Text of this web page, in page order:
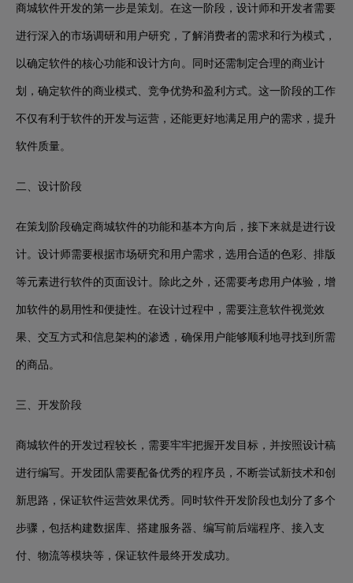
商城软件开发的第一步是策划。在这一阶段，设计师和开发者需要
进行深入的市场调研和用户研究，了解消费者的需求和行为模式，
以确定软件的核心功能和设计方向。同时还需制定合理的商业计
划，确定软件的商业模式、竞争优势和盈利方式。这一阶段的工作
不仅有利于软件的开发与运营，还能更好地满足用户的需求，提升
软件质量。
二、设计阶段
在策划阶段确定商城软件的功能和基本方向后，接下来就是进行设
计。设计师需要根据市场研究和用户需求，选用合适的色彩、排版
等元素进行软件的页面设计。除此之外，还需要考虑用户体验，增
加软件的易用性和便捷性。在设计过程中，需要注意软件视觉效
果、交互方式和信息架构的渗透，确保用户能够顺利地寻找到所需
的商品。
三、开发阶段
商城软件的开发过程较长，需要牢牢把握开发目标，并按照设计稿
进行编写。开发团队需要配备优秀的程序员，不断尝试新技术和创
新思路，保证软件运营效果优秀。同时软件开发阶段也划分了多个
步骤，包括构建数据库、搭建服务器、编写前后端程序、接入支
付、物流等模块等，保证软件最终开发成功。